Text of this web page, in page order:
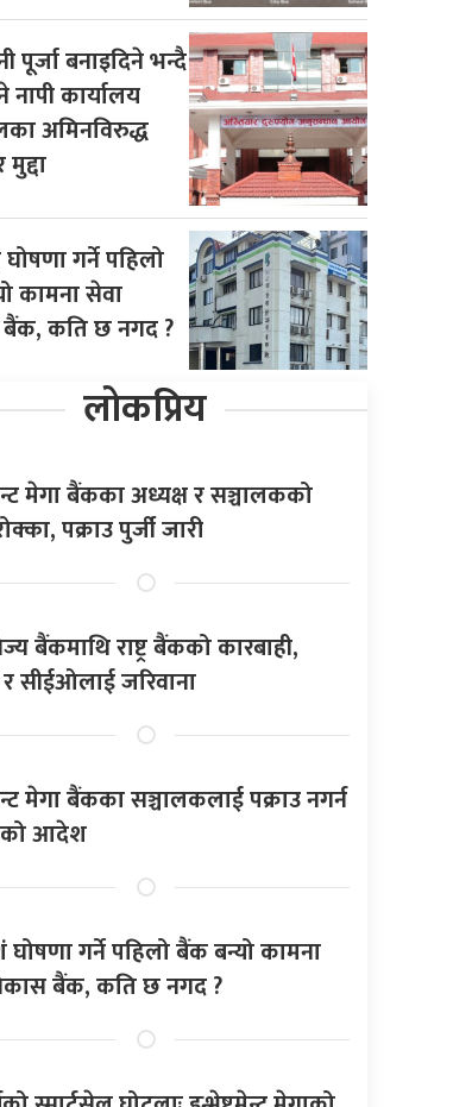
पूर्जा बनाइदिने भन्दै
कार्यालय
अमिनविरुद्ध
मुद्दा
गर्ने पहिलो
कामना सेवा
कति छ नगद ?
लोकप्रिय
मेगा बैंकका अध्यक्ष र सञ्चालकको
पक्राउ पुर्जी जारी
बैंकमाथि राष्ट्र बैंकको कारबाही,
सीईओलाई जरिवाना
मेगा बैंकका सञ्चालकलाई पक्राउ नगर्न
आदेश
गर्ने पहिलो बैंक बन्यो कामना
बैंक, कति छ नगद ?